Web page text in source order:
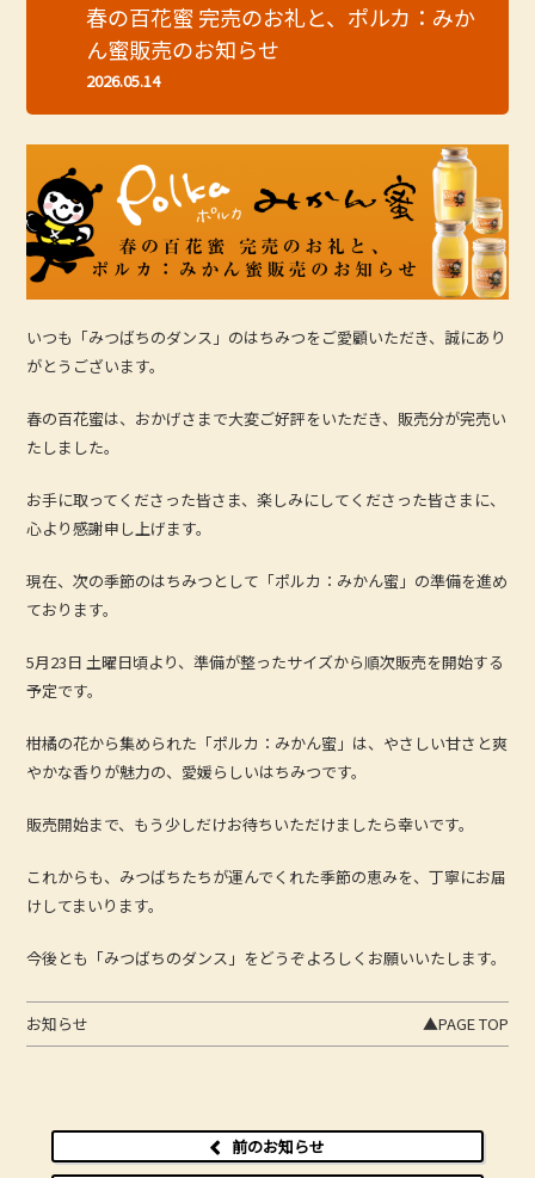
春の百花蜜 完売のお礼と、ポルカ：みか
ん蜜販売のお知らせ
2026.05.14
いつも「みつばちのダンス」のはちみつをご愛顧いただき、誠にあり
がとうございます。
春の百花蜜は、おかげさまで大変ご好評をいただき、販売分が完売い
たしました。
お手に取ってくださった皆さま、楽しみにしてくださった皆さまに、
心より感謝申し上げます。
現在、次の季節のはちみつとして「ポルカ：みかん蜜」の準備を進め
ております。
5月23日 土曜日頃より、準備が整ったサイズから順次販売を開始する
予定です。
柑橘の花から集められた「ポルカ：みかん蜜」は、やさしい甘さと爽
やかな香りが魅力の、愛媛らしいはちみつです。
販売開始まで、もう少しだけお待ちいただけましたら幸いです。
これからも、みつばちたちが運んでくれた季節の恵みを、丁寧にお届
けしてまいります。
今後とも「みつばちのダンス」をどうぞよろしくお願いいたします。
お知らせ ▲PAGE TOP
前のお知らせ